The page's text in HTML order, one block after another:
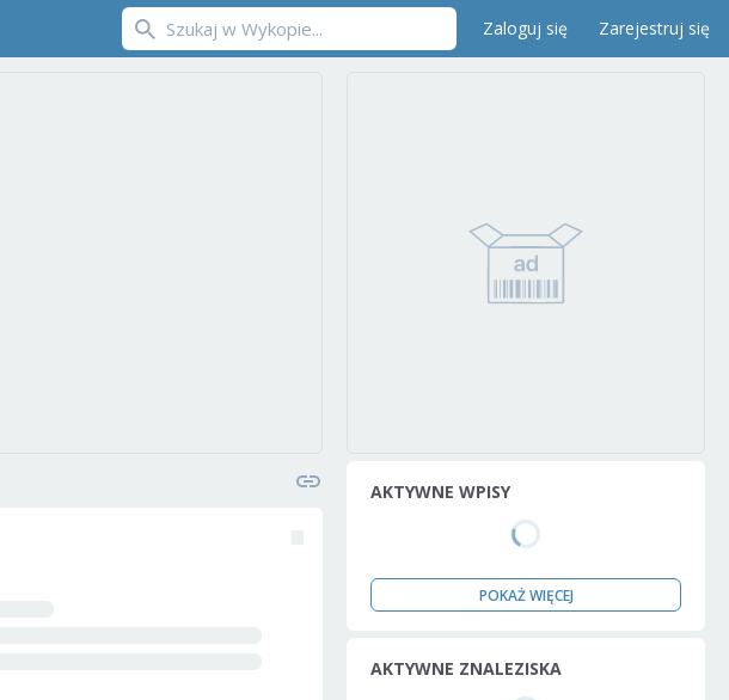
Zaloguj się Zarejestruj się
AKTYWNE WPISY
POKAŻ WIĘCEJ
AKTYWNE ZNALEZISKA